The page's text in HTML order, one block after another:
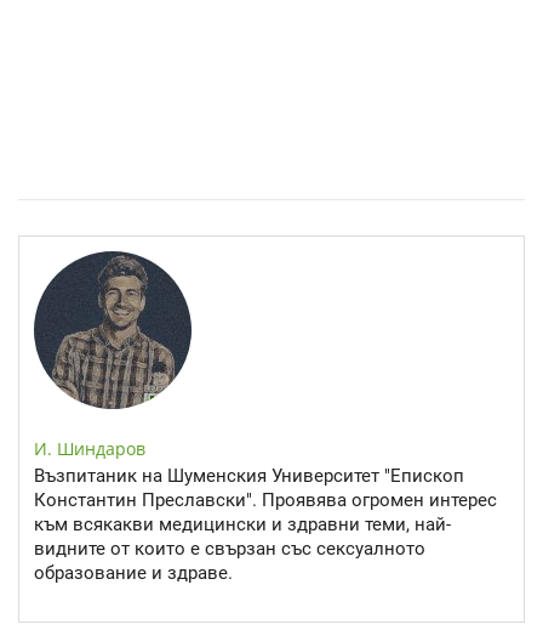
И. Шиндаров
Възпитаник на Шуменския Университет "Епископ
Константин Преславски". Проявява огромен интерес
към всякакви медицински и здравни теми, най-
видните от които е свързан със сексуалното
образование и здраве.